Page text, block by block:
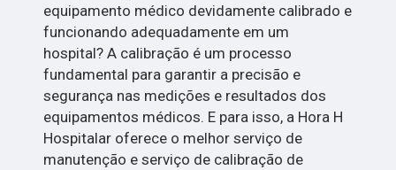
equipamento médico devidamente calibrado e
funcionando adequadamente em um
hospital? A calibração é um processo
fundamental para garantir a precisão e
segurança nas medições e resultados dos
equipamentos médicos. E para isso, a Hora H
Hospitalar oferece o melhor serviço de
manutenção e serviço de calibração de